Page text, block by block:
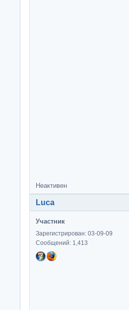
Неактивен
Luca
Участник
Зарегистрирован: 03-09-09
Сообщений: 1,413